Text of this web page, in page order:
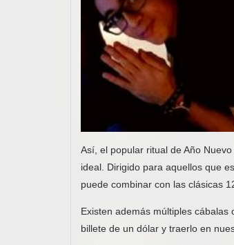
Así, el popular ritual de Año
ideal. Dirigido para aquellos que
puede combinar con las clásicas
Existen además múltiples
billete de un dólar y traerlo en